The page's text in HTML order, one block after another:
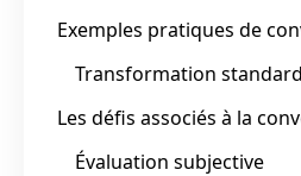
Exemples pratiques de
Transformation
Les défis associés à la
Évaluation subjective